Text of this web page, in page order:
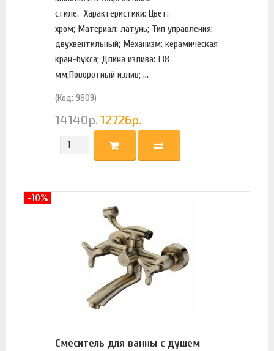
стиле. Характеристики: Цвет:
хром; Материал: латунь; Тип управления:
двухвентильный; Механизм: керамическая
кран-букса; Длина излива: 138
мм;Поворотный излив; ...
(Код: 9809)
14140р.12726р.
Смеситель для ванны с душем
-10%